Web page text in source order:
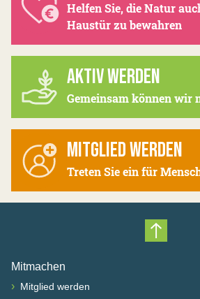
Helfen Sie, die Natur
Haustür zu bewahren
AKTIV WERDEN
Gemeinsam können wir
MITGLIED WERDEN
Treten Sie ein für
Nach
Mitmachen
› Mitglied werden